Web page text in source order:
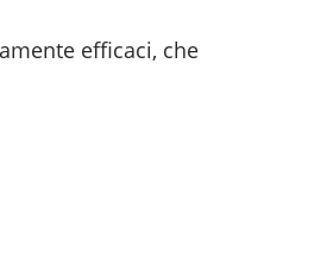
efficaci, che